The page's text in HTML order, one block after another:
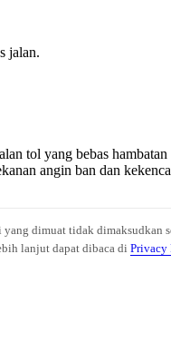
jalan.
tol yang bebas
angin ban dan
dimuat tidak dimaksudkan
lanjut dapat dibaca di Privacy